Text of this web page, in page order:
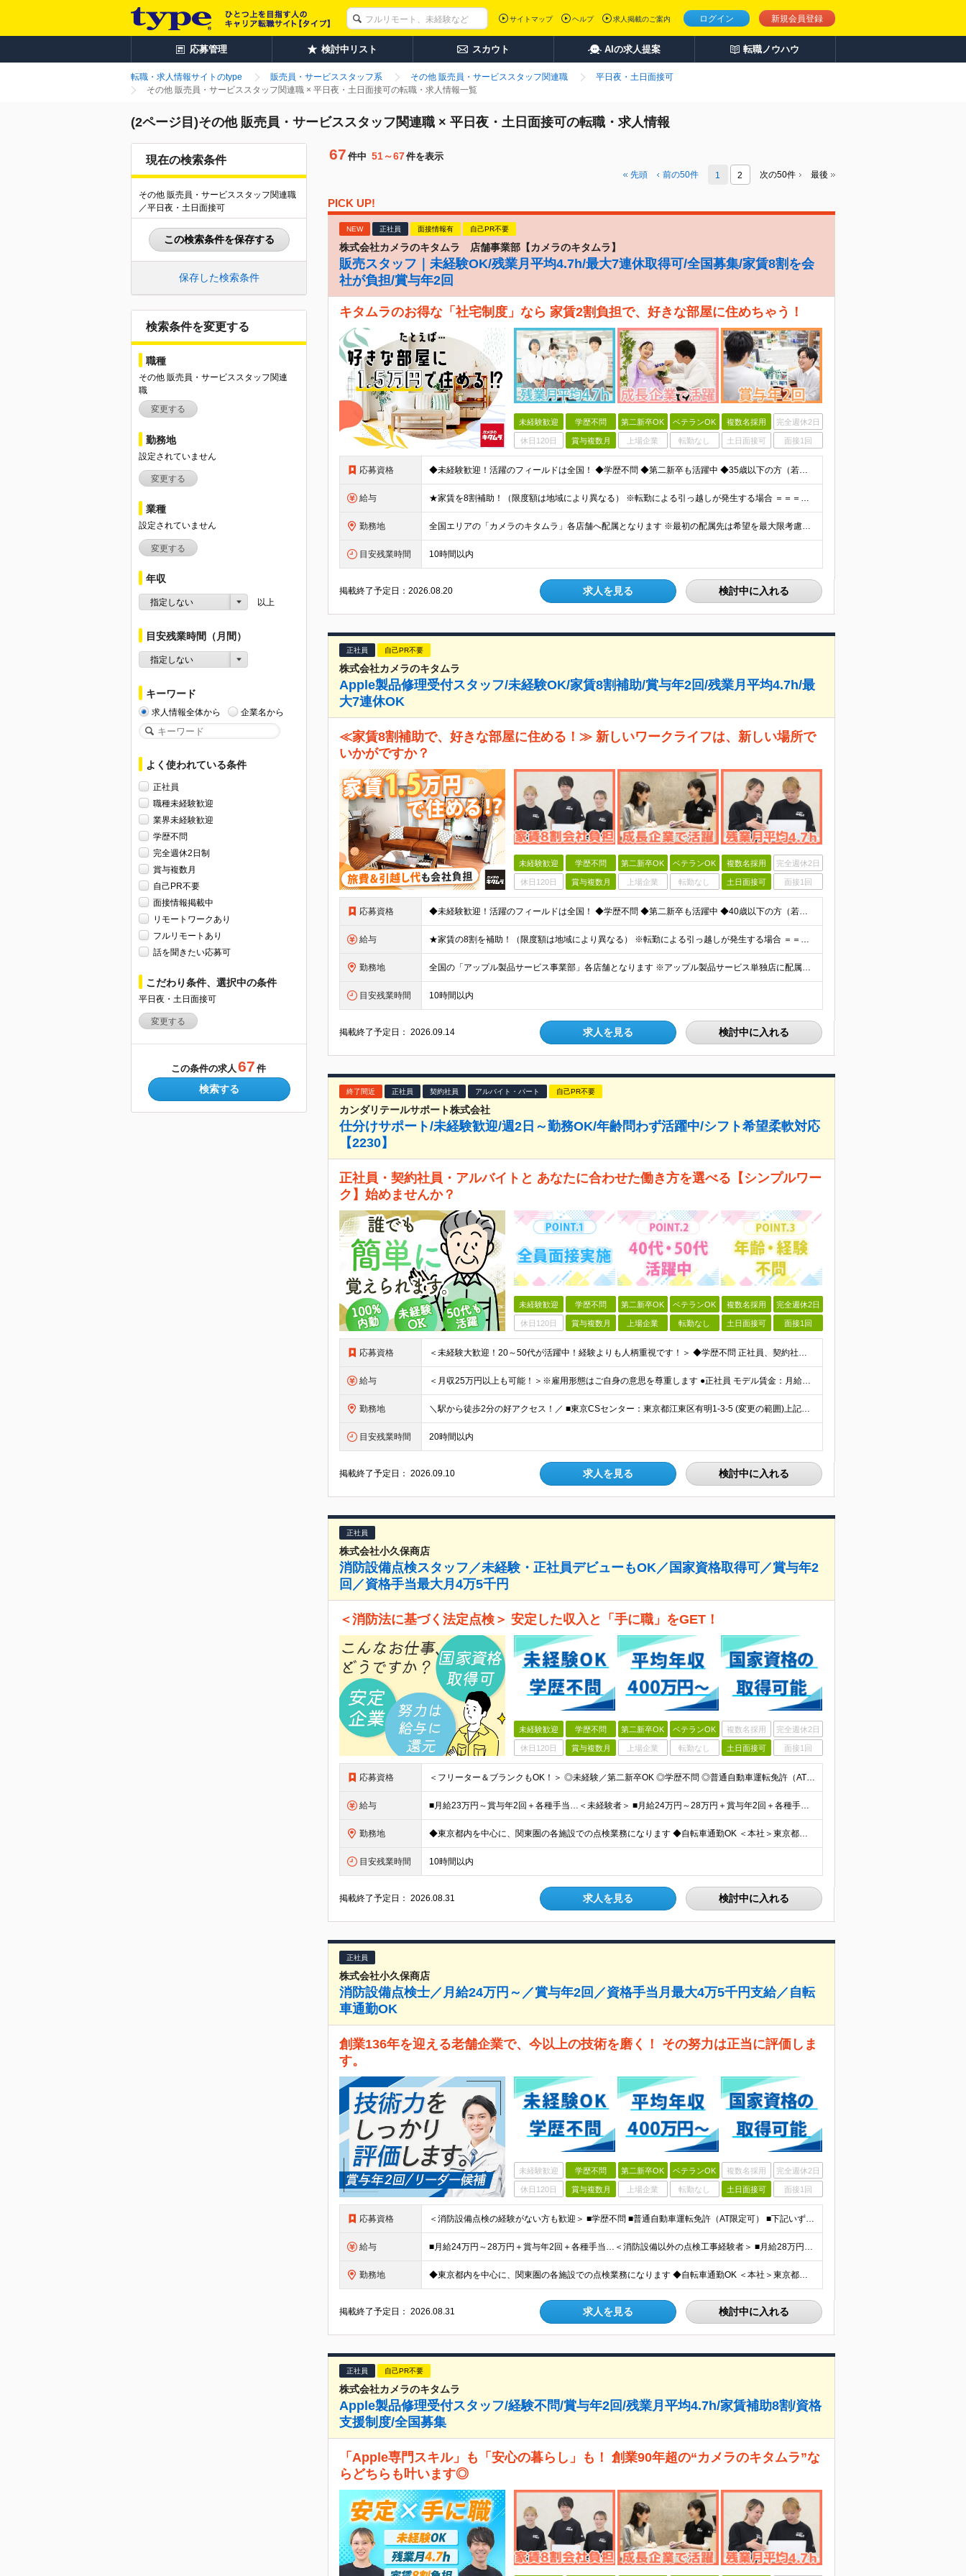
ログイン 新規会員登録
サイトマップ ヘルプ 求人掲載のご案内
応募管理 検討中リスト スカウト AIの求人提案 転職ノウハウ
転職・求人情報サイトのtype 販売員・サービススタッフ系 その他 販売員・サービススタッフ関連職
平日夜・土日面接可
その他 販売員・サービススタッフ関連職 × 平日夜・土日面接可の転職・求人情報一覧
(2ページ目)その他 販売員・サービススタッフ関連職 × 平日夜・土日面接可の転職・求人情報
現在の検索条件
その他 販売員・サービススタッフ関連職
／平日夜・土日面接可
この検索条件を保存する
保存した検索条件
検索条件を変更する
職種
その他 販売員・サービススタッフ関連
職
変更する
勤務地
設定されていません
変更する
業種
設定されていません
変更する
年収
指定しない 以上
目安残業時間（月間）
指定しない
キーワード
求人情報全体から 企業名から
よく使われている条件
正社員
職種未経験歓迎
業界未経験歓迎
学歴不問
完全週休2日制
賞与複数月
自己PR不要
面接情報掲載中
リモートワークあり
フルリモートあり
話を聞きたい応募可
こだわり条件、選択中の条件
平日夜・土日面接可
変更する
この条件の求人 67 件
検索する
67 件中 51～67件を表示
先頭 前の50件 1 2 次の50件 最後
PICK UP!
NEW 正社員 面接情報有 自己PR不要
株式会社カメラのキタムラ 店舗事業部【カメラのキタムラ】
販売スタッフ｜未経験OK/残業月平均4.7h/最大7連休取得可/全国募集/家賃8割を会
社が負担/賞与年2回
キタムラのお得な「社宅制度」なら 家賃2割負担で、好きな部屋に住めちゃう！
未経験歓迎 学歴不問 第二新卒OK ベテランOK 複数名採用 完全週休2日
休日120日 賞与複数月 上場企業 転勤なし 土日面接可 面接1回
応募資格 ◆未経験歓迎！活躍のフィールドは全国！ ◆学歴不問 ◆第二新卒も活躍中 ◆35歳以下の方（若年層の長期キャリア形成を図るため）
給与 ★家賃を8割補助！（限度額は地域により異なる） ※転勤による引っ越しが発生する場合 ＝＝＝＝＝＝＝＝＝＝＝＝＝＝＝＝＝＝＝＝＝＝＝ 例えば、家賃7.5万円なら6万円は会社で負担。 あなたが支払うのは、
勤務地 全国エリアの「カメラのキタムラ」各店舗へ配属となります ※最初の配属先は希望を最大限考慮した上で決定します ▼詳しい勤務地住所は下記URLをご確認ください。 https://sss.kitamur
目安残業時間 10時間以内
掲載終了予定日：2026.08.20 求人を見る 検討中に入れる
正社員 自己PR不要
株式会社カメラのキタムラ
Apple製品修理受付スタッフ/未経験OK/家賃8割補助/賞与年2回/残業月平均4.7h/最
大7連休OK
≪家賃8割補助で、好きな部屋に住める！≫ 新しいワークライフは、新しい場所で
いかがですか？
未経験歓迎 学歴不問 第二新卒OK ベテランOK 複数名採用 完全週休2日
休日120日 賞与複数月 上場企業 転勤なし 土日面接可 面接1回
応募資格 ◆未経験歓迎！活躍のフィールドは全国！ ◆学歴不問 ◆第二新卒も活躍中 ◆40歳以下の方（若年層の長期キャリア形成を図るため） ★店長候補としての採用ですので、入社3年後には店長になるイメージです！
給与 ★家賃の8割を補助！（限度額は地域により異なる） ※転勤による引っ越しが発生する場合 ＝＝＝＝＝＝＝＝＝＝＝＝＝＝＝＝＝＝＝＝＝＝＝ 例えば、家賃7.5万円なら6万円は会社で負担。 あなたが支払うのは
勤務地 全国の「アップル製品サービス事業部」各店舗となります ※アップル製品サービス単独店に配属の可能性もあります ※最初の配属先は希望を最大限考慮した上で決定します ▼詳しい勤務地住所は下記URLをご確認
目安残業時間 10時間以内
掲載終了予定日：2026.09.14 求人を見る 検討中に入れる
終了間近 正社員 契約社員 アルバイト・パート 自己PR不要
カンダリテールサポート株式会社
仕分けサポート/未経験歓迎/週2日～勤務OK/年齢問わず活躍中/シフト希望柔軟対応
【2230】
正社員・契約社員・アルバイトと あなたに合わせた働き方を選べる【シンプルワー
ク】始めませんか？
未経験歓迎 学歴不問 第二新卒OK ベテランOK 複数名採用 完全週休2日
休日120日 賞与複数月 上場企業 転勤なし 土日面接可 面接1回
応募資格 ＜未経験大歓迎！20～50代が活躍中！経験よりも人柄重視です！＞ ◆学歴不問 正社員、契約社員、アルバイトスタッフの同時募集となります。ご自身のご希望を尊重しますので選考時にお知らせください。夜勤帯
給与 ＜月収25万円以上も可能！＞※雇用形態はご自身の意思を尊重します ●正社員 モデル賃金：月給22万5,200円～33万4,210円＋賞与年2回・別途手当＋確定拠出年金制度（会社型）あり＋残業代・交通費
勤務地 ＼駅から徒歩2分の好アクセス！／ ■東京CSセンター：東京都江東区有明1-3-5 (変更の範囲)上記を除く当社関連勤務地
目安残業時間 20時間以内
掲載終了予定日：2026.09.10 求人を見る 検討中に入れる
正社員
株式会社小久保商店
消防設備点検スタッフ／未経験・正社員デビューもOK／国家資格取得可／賞与年2
回／資格手当最大月4万5千円
＜消防法に基づく法定点検＞ 安定した収入と「手に職」をGET！
未経験歓迎 学歴不問 第二新卒OK ベテランOK 複数名採用 完全週休2日
休日120日 賞与複数月 上場企業 転勤なし 土日面接可 面接1回
応募資格 ＜フリーター＆ブランクもOK！＞ ◎未経験／第二新卒OK ◎学歴不問 ◎普通自動車運転免許（AT限定可） ＜こんな方にピッタリです＞ ◆手に職をつけたい ◆安定した収入がほしい ◆正社員として働きた
給与 ■月給23万円～賞与年2回＋各種手当…＜未経験者＞ ■月給24万円～28万円＋賞与年2回＋各種手当…＜消防設備以外の点検工事経験者＞ ■月給28万円～＋賞与年2回＋各種手当…＜消防設備点検経験者※
勤務地 ◆東京都内を中心に、関東圏の各施設での点検業務になります ◆自転車通勤OK ＜本社＞東京都江東区白河2丁目1－1 ※希望により、関連会社への転籍、出向も可能です（横浜、大阪） ●基本的に日中は外出
目安残業時間 10時間以内
掲載終了予定日：2026.08.31 求人を見る 検討中に入れる
正社員
株式会社小久保商店
消防設備点検士／月給24万円～／賞与年2回／資格手当月最大4万5千円支給／自転
車通勤OK
創業136年を迎える老舗企業で、今以上の技術を磨く！ その努力は正当に評価しま
す。
未経験歓迎 学歴不問 第二新卒OK ベテランOK 複数名採用 完全週休2日
休日120日 賞与複数月 上場企業 転勤なし 土日面接可 面接1回
応募資格 ＜消防設備点検の経験がない方も歓迎＞ ■学歴不問 ■普通自動車運転免許（AT限定可） ■下記いずれかの業務経験をお持ちの方 ・消防設備の点検または工事の経験 ・電気工事の設計・施工経験 ・何らかの設備
給与 ■月給24万円～28万円＋賞与年2回＋各種手当…＜消防設備以外の点検工事経験者＞ ■月給28万円～＋賞与年2回＋各種手当…＜消防設備点検経験者※甲種消防設備士取得者＞ ※残業代は全額支給します（事
勤務地 ◆東京都内を中心に、関東圏の各施設での点検業務になります ◆自転車通勤OK ＜本社＞東京都江東区白河2丁目1－1 ※希望により、関連会社への転籍、出向も可能です（横浜、大阪） ●基本的に日中は外出
掲載終了予定日：2026.08.31 求人を見る 検討中に入れる
正社員 自己PR不要
株式会社カメラのキタムラ
Apple製品修理受付スタッフ/経験不問/賞与年2回/残業月平均4.7h/家賃補助8割/資格
支援制度/全国募集
「Apple専門スキル」も「安心の暮らし」も！ 創業90年超の“カメラのキタムラ”な
らどちらも叶います◎